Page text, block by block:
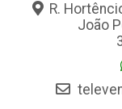
R.
João